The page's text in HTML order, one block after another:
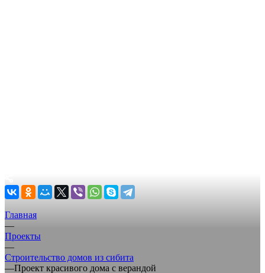
Главная
—
Проекты
—
Строительство домов из сибита
—Проект красивого дома с верандой